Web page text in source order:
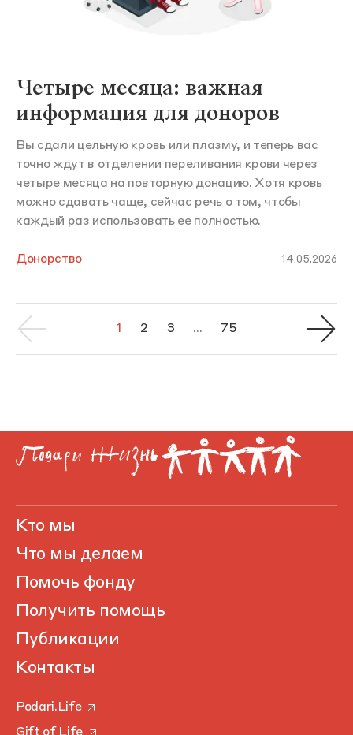
Четыре месяца: важная
информация для доноров
Вы сдали цельную кровь или плазму, и теперь вас
точно ждут в отделении переливания крови через
четыре месяца на повторную донацию. Хотя кровь
можно сдавать чаще, сейчас речь о том, чтобы
каждый раз использовать ее полностью.
Донорство 14.05.2026
1 2 3 ... 75
Кто мы
Что мы делаем
Помочь фонду
Получить помощь
Публикации
Контакты
Podari.Life